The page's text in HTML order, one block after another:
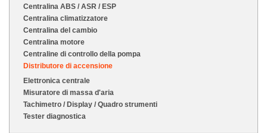
Centralina ABS / ASR / ESP
Centralina climatizzatore
Centralina del cambio
Centralina motore
Centraline di controllo della pompa
Distributore di accensione
Elettronica centrale
Misuratore di massa d'aria
Tachimetro / Display / Quadro strumenti
Tester diagnostica